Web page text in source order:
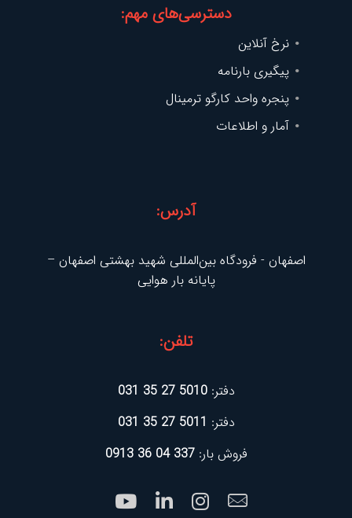
دسترسی‌های مهم:
نرخ آنلاین
پیگیری بارنامه
پنجره واحد کارگو ترمینال
آمار و اطلاعات
آدرس:
اصفهان - فرودگاه بین‌المللی شهید بهشتی اصفهان –
پایانه بار هوایی
تلفن:
دفتر:5010 27 35 031
دفتر: 5011 27 35 031
فروش بار:337 04 36 0913